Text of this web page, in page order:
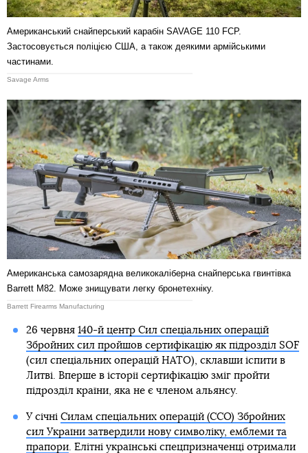
Американський снайперський карабін SAVAGE 110 FCP.
Застосовується поліцією США, а також деякими армійськими
частинами.
Savage Arms
Американська самозарядна великокаліберна снайперська гвинтівка
Barrett M82. Може знищувати легку бронетехніку.
Barrett Firearms Manufacturing
26 червня 140-й центр Сил спеціальних операцій
Збройних сил пройшов сертифікацію як підрозділ SOF
(сил спеціальних операцій НАТО), склавши іспити в
Литві. Вперше в історії сертифікацію зміг пройти
підрозділ країни, яка не є членом альянсу.
У січні Силам спеціальних операцій (ССО) Збройних
сил України затвердили нову символіку, емблеми та
прапори. Елітні українські спецпризначенці отримали